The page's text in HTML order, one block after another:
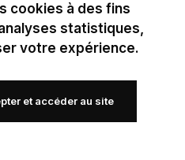
cookies à des fins
statistiques,
votre expérience.
et accéder au site